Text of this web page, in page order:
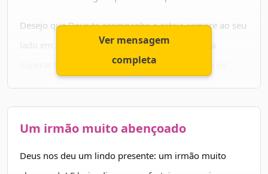
Desejo que Deus te acompanhe e esteja sempre ao seu
lado em todos os momentos. Que você consiga
superar todas as coisas difíceis e aprender com os
você um exemplo a ser seguido por todos. As suas
atitudes nos inspiram. Continue sendo tão especial
Ver mensagem
completa
Um irmão muito abençoado
Deus nos deu um lindo presente: um irmão muito